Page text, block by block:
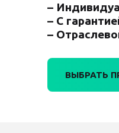
–
– С
–
ВЫБРАТЬ